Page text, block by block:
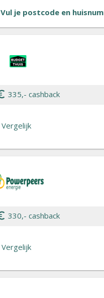
Vul je postcode en
335,- cashback
Vergelijk
330,- cashback
Vergelijk